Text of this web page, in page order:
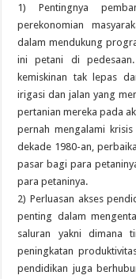
1) Pentingnya
perekonomian
dalam mendukung
ini petani di
kemiskinan tak lepas
irigasi dan jalan yang
pertanian mereka pada
pernah mengalami
dekade 1980-an,
pasar bagi para
para petaninya.
2) Perluasan akses
penting dalam
saluran yakni dimana
peningkatan
pendidikan juga